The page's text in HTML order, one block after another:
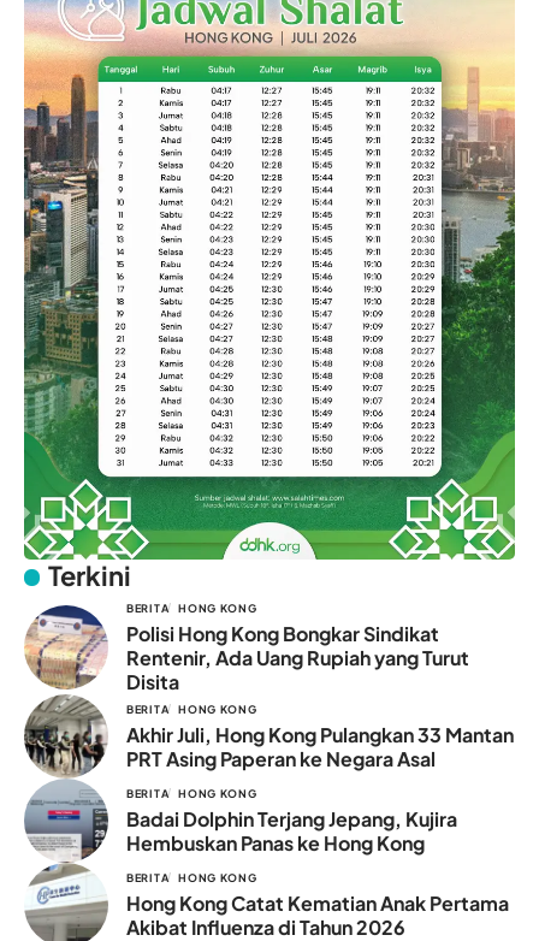
Terkini
BERITA HONG KONG
Polisi Hong Kong Bongkar Sindikat
Rentenir, Ada Uang Rupiah yang Turut
Disita
BERITA HONG KONG
Akhir Juli, Hong Kong Pulangkan 33 Mantan
PRT Asing Paperan ke Negara Asal
BERITA HONG KONG
Badai Dolphin Terjang Jepang, Kujira
Hembuskan Panas ke Hong Kong
BERITA HONG KONG
Hong Kong Catat Kematian Anak Pertama
Akibat Influenza di Tahun 2026